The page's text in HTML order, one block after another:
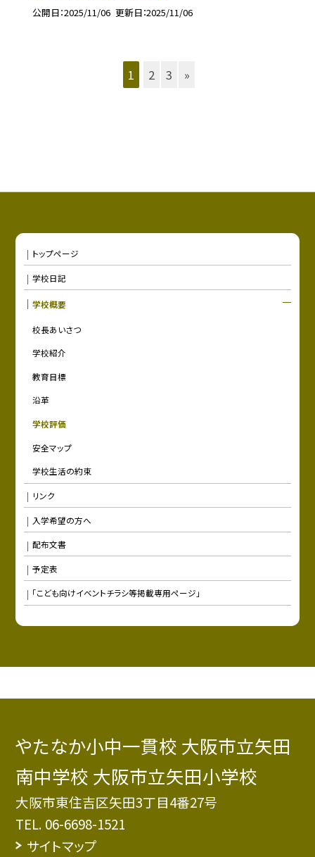
公開日 2025/11/06 更新日 2025/11/06
1 2 3 »
トップページ
学校日記
学校概要
校長あいさつ
学校紹介
教育目標
沿革
学校評価
安全マップ
学校生活の約束
リンク
入学希望の方へ
配布文書
予定表
「こども向けイベントチラシ等掲載専用ページ」
やたなか小中一貫校 大阪市立矢田
南中学校 大阪市立矢田小学校
大阪市東住吉区矢田3丁目4番27号
TEL. 06-6698-1521
サイトマップ